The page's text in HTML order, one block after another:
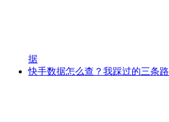
据
快手数据怎么查？我踩过的三条路